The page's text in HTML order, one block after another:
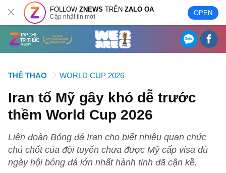
FOLLOWZNEWS TRÊNZALO OA
Cập nhật tin mới OPEN
THỂ THAO WORLD CUP 2026
Iran tố Mỹ gây khó dễ trước
thềm World Cup 2026
Liên đoàn Bóng đá Iran cho biết nhiều quan chức
chủ chốt của đội tuyển chưa được Mỹ cấp visa dù
ngày hội bóng đá lớn nhất hành tinh đã cận kề.